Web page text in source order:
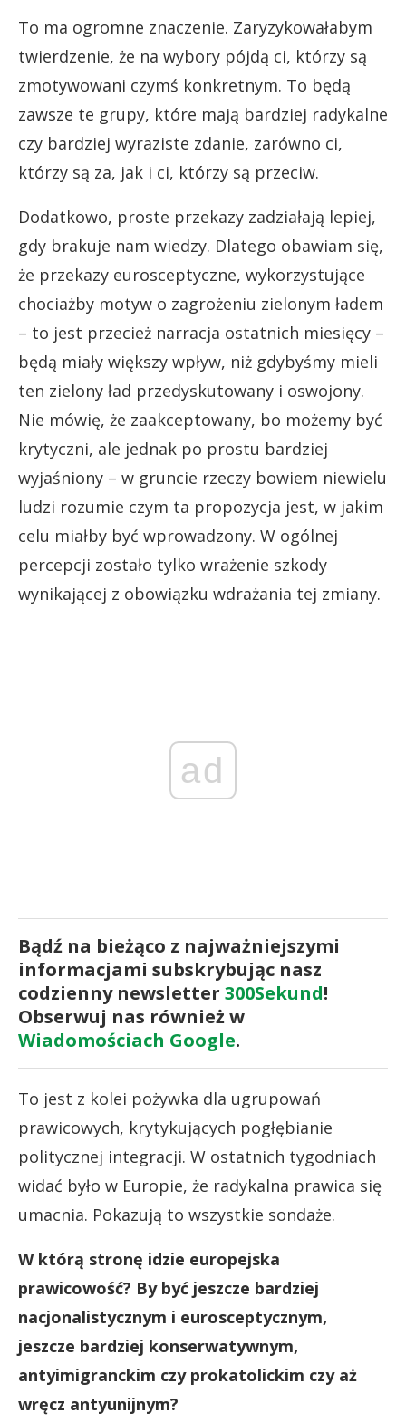
To ma ogromne znaczenie. Zaryzykowałabym
twierdzenie, że na wybory pójdą ci, którzy są
zmotywowani czymś konkretnym. To będą
zawsze te grupy, które mają bardziej radykalne
czy bardziej wyraziste zdanie, zarówno ci,
którzy są za, jak i ci, którzy są przeciw.
Dodatkowo, proste przekazy zadziałają lepiej,
gdy brakuje nam wiedzy. Dlatego obawiam się,
że przekazy eurosceptyczne, wykorzystujące
chociażby motyw o zagrożeniu zielonym ładem
– to jest przecież narracja ostatnich miesięcy –
będą miały większy wpływ, niż gdybyśmy mieli
ten zielony ład przedyskutowany i oswojony.
Nie mówię, że zaakceptowany, bo możemy być
krytyczni, ale jednak po prostu bardziej
wyjaśniony – w gruncie rzeczy bowiem niewielu
ludzi rozumie czym ta propozycja jest, w jakim
celu miałby być wprowadzony. W ogólnej
percepcji zostało tylko wrażenie szkody
wynikającej z obowiązku wdrażania tej zmiany.
ad
Bądź na bieżąco z najważniejszymi
informacjami subskrybując nasz
codzienny newsletter 300Sekund!
Obserwuj nas również w
Wiadomościach Google.
To jest z kolei pożywka dla ugrupowań
prawicowych, krytykujących pogłębianie
politycznej integracji. W ostatnich tygodniach
widać było w Europie, że radykalna prawica się
umacnia. Pokazują to wszystkie sondaże.
W którą stronę idzie europejska
prawicowość? By być jeszcze bardziej
nacjonalistycznym i eurosceptycznym,
jeszcze bardziej konserwatywnym,
antyimigranckim czy prokatolickim czy aż
wręcz antyunijnym?